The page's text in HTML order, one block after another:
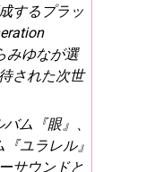
するプラッ
みゆなが選
された次世
ム『眼』、
ユラレル』
サウンドと